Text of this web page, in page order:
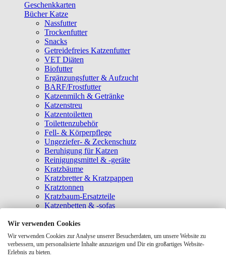
Geschenkkarten
Bücher Katze
Nassfutter
Trockenfutter
Snacks
Getreidefreies Katzenfutter
VET Diäten
Biofutter
Ergänzungsfutter & Aufzucht
BARF/Frostfutter
Katzenmilch & Getränke
Katzenstreu
Katzentoiletten
Toilettenzubehör
Fell- & Körperpflege
Ungeziefer- & Zeckenschutz
Beruhigung für Katzen
Reinigungsmittel & -geräte
Kratzbäume
Kratzbretter & Kratzpappen
Kratztonnen
Kratzbaum-Ersatzteile
Katzenbetten & -sofas
Katzenhäuser
Hängematten & Fensterliegeplätze
Katzendecken & -matten
Baldrian- & Catnipspielzeug
Wir verwenden Cookies
Wir verwenden Cookies zur Analyse unserer Besucherdaten, um unsere Website zu
verbessern, um personalisierte Inhalte anzuzeigen und Dir ein großartiges Website-
Erlebnis zu bieten.